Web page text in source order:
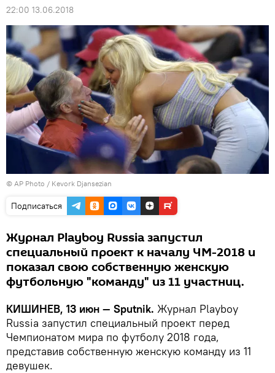
22:00 13.06.2018
© AP Photo / Kevork Djansezian
Подписаться
Журнал Playboy Russia запустил
специальный проект к началу ЧМ-2018 и
показал свою собственную женскую
футбольную "команду" из 11 участниц.
КИШИНЕВ, 13 июн — Sputnik. Журнал Playboy
Russia запустил специальный проект перед
Чемпионатом мира по футболу 2018 года,
представив собственную женскую команду из 11
девушек.